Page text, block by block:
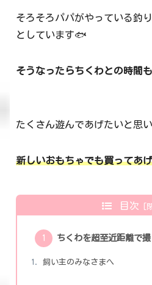
そろそろパパがやっている釣
としています🐟
そうなったらちくわとの時間
たくさん遊んであげたいと思
新しいおもちゃでも買ってあ
目次
ちくわを超至近距離で
飼い主のみなさまへ